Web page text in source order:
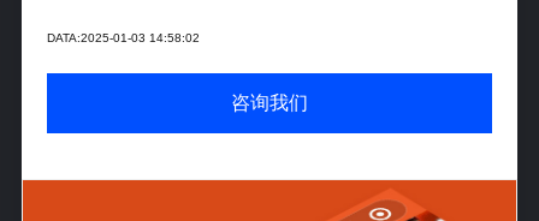
DATA:2025-01-03 14:58:02
咨询我们